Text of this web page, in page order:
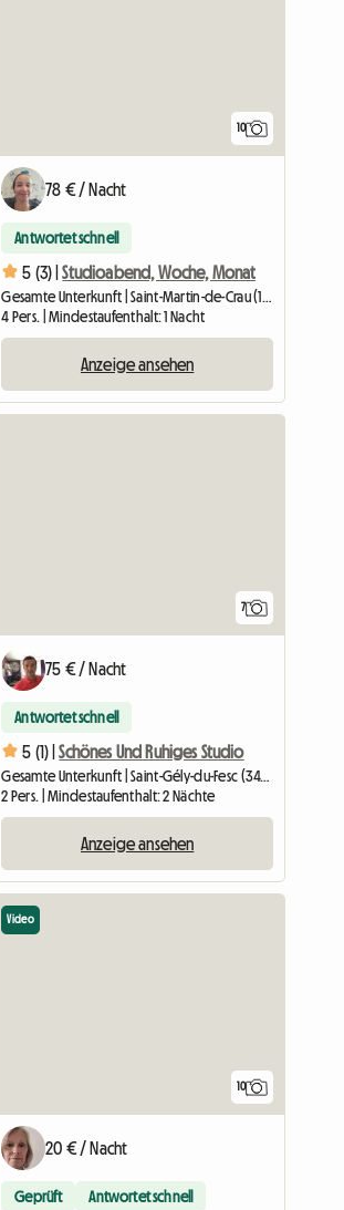
10
78 € / Nacht
Antwortet schnell
5 (3) | Studioabend, Woche, Monat
4 Pers. | Mindestaufenthalt: 1 Nacht
Anzeige ansehen
7
75 € / Nacht
Antwortet schnell
5 (1) | Schönes Und Ruhiges Studio
Gesamte Unterkunft | Saint-Gély-du-Fesc (34980) | 25 M2
2 Pers. | Mindestaufenthalt: 2 Nächte
Anzeige ansehen
10
Video
20 € / Nacht
Geprüft Antwortet schnell